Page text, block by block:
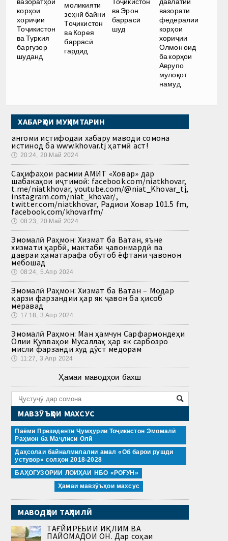
вазоратҳои
корҳои
хориҷии
Тоҷикистон
ва Туркия
баргузор
шуданд
моликияти
зеҳнӣ байни
Тоҷикистон
ва Корея
баррасӣ
гардид
ва Эрон
баррасӣ
шуд
давлатии
вазорати
федералии
корҳои
хориҷии
Олмон оид
ба корҳои
Аврупо
мулоқот
намуд
ХАБАРҲОИ МУҲИМТАРИН
Ҳангоми истифодаи хабару маводи сомона
истинод ба www.khovar.tj ҳатмӣ аст!
🕔 20:24, 20.Май 2024
Саҳифаҳои расмии АМИТ «Ховар» дар
шабакаҳои иҷтимоӣ: facebook.com/niatkhovar,
t.me/niatkhovar, youtube.com/@niat_Khovar_tj,
instagram.com/niat_khovar/,
twitter.com/niatkhovar, Радиои Ховар 101.5 fm,
facebook.com/khovarfm/
🕔 08:23, 20.Май 2024
Эмомалӣ Раҳмон: Хизмат ба Ватан, яъне
хизмати ҳарбӣ, мактаби ҷавонмардӣ ва
давраи ҳаматарафа обутоб ёфтани ҷавонон
мебошад
🕔 08:24, 5.Апр 2024
Эмомалӣ Раҳмон: Хизмат ба Ватан – Модар
қарзи фарзандии ҳар як ҷавон ба ҳисоб
меравад
🕔 17:18, 3.Апр 2024
Эмомалӣ Раҳмон: Ман ҳамчун Сарфармондеҳи
Олии Қувваҳои Мусаллаҳ ҳар як сарбозро
мисли фарзанди худ дӯст медорам
🕔 11:27, 3.Апр 2024
Ҳамаи маводҳои бахш
МАВЗӮЪҲОИ МАХСУС
Паёми Президенти Ҷумҳурии Тоҷикистон Эмомалӣ
Раҳмон ба Маҷлиси Олӣ
Даҳсолаи байналмилалии амал «Об барои рушди
устувор» солҳои 2018-2028
БАҲОГУЗОРИИ ЛОИҲАИ НБО «РОҒУН»
Ҳамаи мавзӯъҳои махсус
МАВОДҲОИ ТАҲЛИЛӢ
ТАҒЙИРЁБИИ ИҚЛИМ ВА
ПАЙОМАДҲОИ ОН. Дар соҳаи